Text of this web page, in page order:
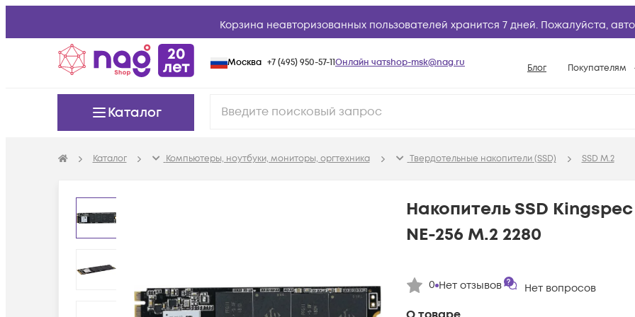
Корзина неавторизованных пользователей хранится 7 дней. Пожалуйста,
Москва +7 (495) 950-57-11Онлайн чатshop-msk@nag.ru Блог Покупателям
Условия
Возврат товара
Конфигураторы
Каталог
Каталог Компьютеры, ноутбуки, мониторы, оргтехника Твердотельные накопители (SSD) SSD M.2
Накопитель SSD Kingspec
NE-256 M.2 2280
0 Нет отзывов Нет вопросов